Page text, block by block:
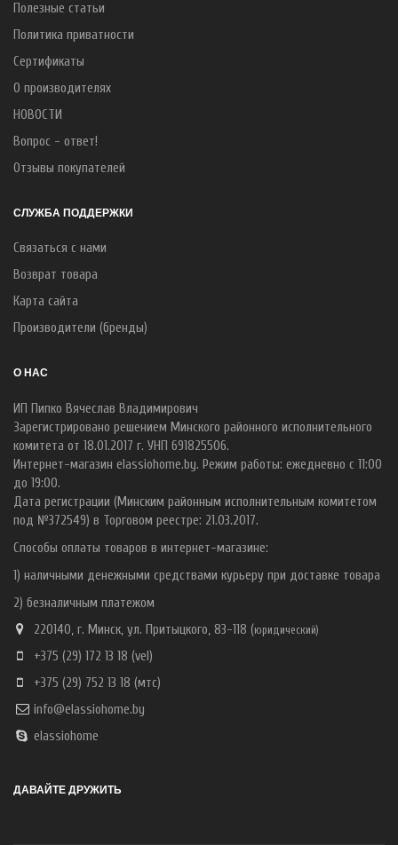
Полезные статьи
Политика приватности
Сертификаты
О производителях
НОВОСТИ
Вопрос - ответ!
Отзывы покупателей
СЛУЖБА ПОДДЕРЖКИ
Связаться с нами
Возврат товара
Карта сайта
Производители (бренды)
О НАС
ИП Пипко Вячеслав Владимирович
Зарегистрировано решением Минского районного исполнительного
комитета от 18.01.2017 г. УНП 691825506.
Интернет-магазин elassiohome.by. Режим работы: ежедневно с 11:00
до 19:00.
Дата регистрации (Минским районным исполнительным комитетом
под №372549) в Торговом реестре: 21.03.2017.
Способы оплаты товаров в интернет-магазине:
1) наличными денежными средствами курьеру при доставке товара
2) безналичным платежом
220140, г. Минск, ул. Притыцкого, 83-118 (юридический)
+375 (29) 172 13 18 (vel)
+375 (29) 752 13 18 (мтс)
info@elassiohome.by
elassiohome
ДАВАЙТЕ ДРУЖИТЬ